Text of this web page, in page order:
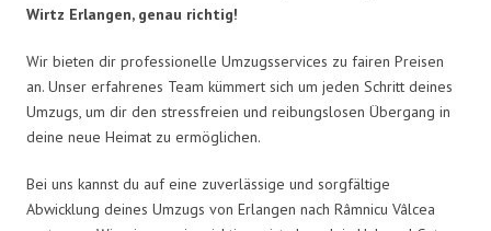
Wirtz Erlangen, genau richtig!
Wir bieten dir professionelle Umzugsservices zu fairen Preisen
an. Unser erfahrenes Team kümmert sich um jeden Schritt deines
Umzugs, um dir den stressfreien und reibungslosen Übergang in
deine neue Heimat zu ermöglichen.
Bei uns kannst du auf eine zuverlässige und sorgfältige
Abwicklung deines Umzugs von Erlangen nach Râmnicu Vâlcea